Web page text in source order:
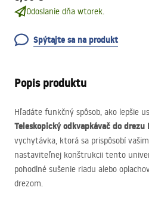
Odoslanie dňa wtorek.
Spýtajte sa na produkt
Popis produktu
Hľadáte funkčný spôsob, ako lepšie
Teleskopický odkvapkávač do drezu
vychytávka, ktorá sa prispôsobí
nastaviteľnej konštrukcii tento
pohodlné sušenie riadu alebo
drezom.